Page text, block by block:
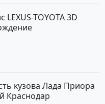
LEXUS-TOYOTA 3D
кузова Лада Приора
Краснодар